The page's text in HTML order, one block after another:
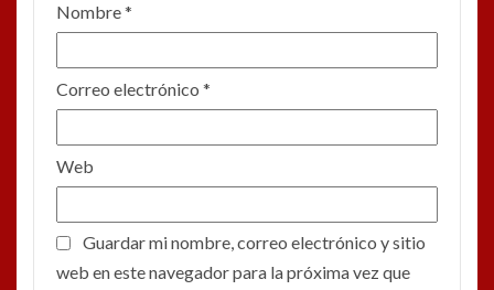
Nombre*
Correo electrónico *
Web
Guardar mi nombre, correo electrónico y sitio
web en este navegador para la próxima vez que